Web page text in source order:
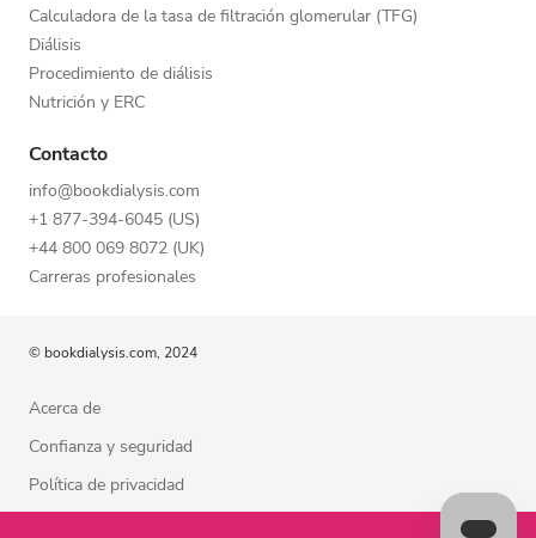
Calculadora de la tasa de filtración glomerular (TFG)
Diálisis
Procedimiento de diálisis
Nutrición y ERC
Contacto
info@bookdialysis.com
+1 877-394-6045 (US)
+44 800 069 8072 (UK)
Carreras profesionales
© bookdialysis.com, 2024
Acerca de
Confianza y seguridad
Política de privacidad